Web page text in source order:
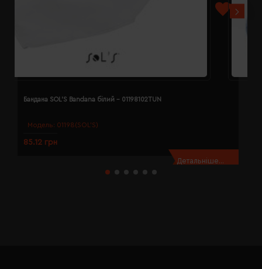
Модель: 01198(SOL’S)
Бандана SOL'S Bandana білий - 01198102TUN
85.12 грн
Детальніше...